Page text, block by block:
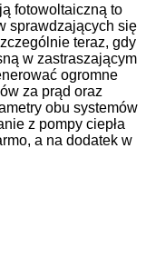
fotowoltaiczną to
sprawdzających się
teraz, gdy
w zastraszającym
ogromne
za prąd oraz
obu systemów
z pompy ciepła
a na dodatek w